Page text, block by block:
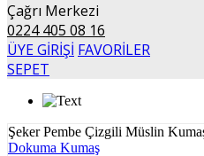
Çağrı Merkezi
0224 405 08 16
ÜYE GİRİŞİ FAVORİLER
SEPET
Şeker Pembe Çizgili Müslin
Dokuma Kumaş